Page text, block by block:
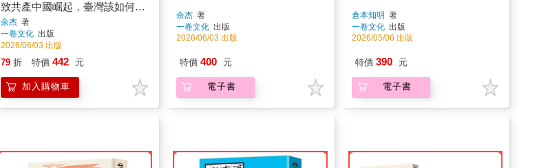
致共產中國崛起，臺灣該如何加
入美國滅共大布局
余杰著
一卷文化 出版
2026/06/03 出版
79 折 特價 442 元
加入購物車
余杰著
一卷文化 出版
2026/06/03 出版
特價 400 元
電子書
倉本知明 著
一卷文化 出版
2026/05/06 出版
特價 390 元
電子書